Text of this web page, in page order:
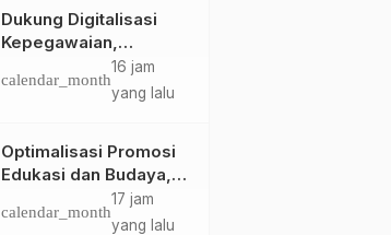
Dukung Digitalisasi
Kepegawaian,
DPMPTSP Sulbar Siap
Terapkan Aplikasi
calendar_month
16 jam
yang lalu
Optimalisasi Promosi
Edukasi dan Budaya,
Anjungan Provinsi
Sulawesi Barat Perkuat
calendar_month
17 jam
yang lalu